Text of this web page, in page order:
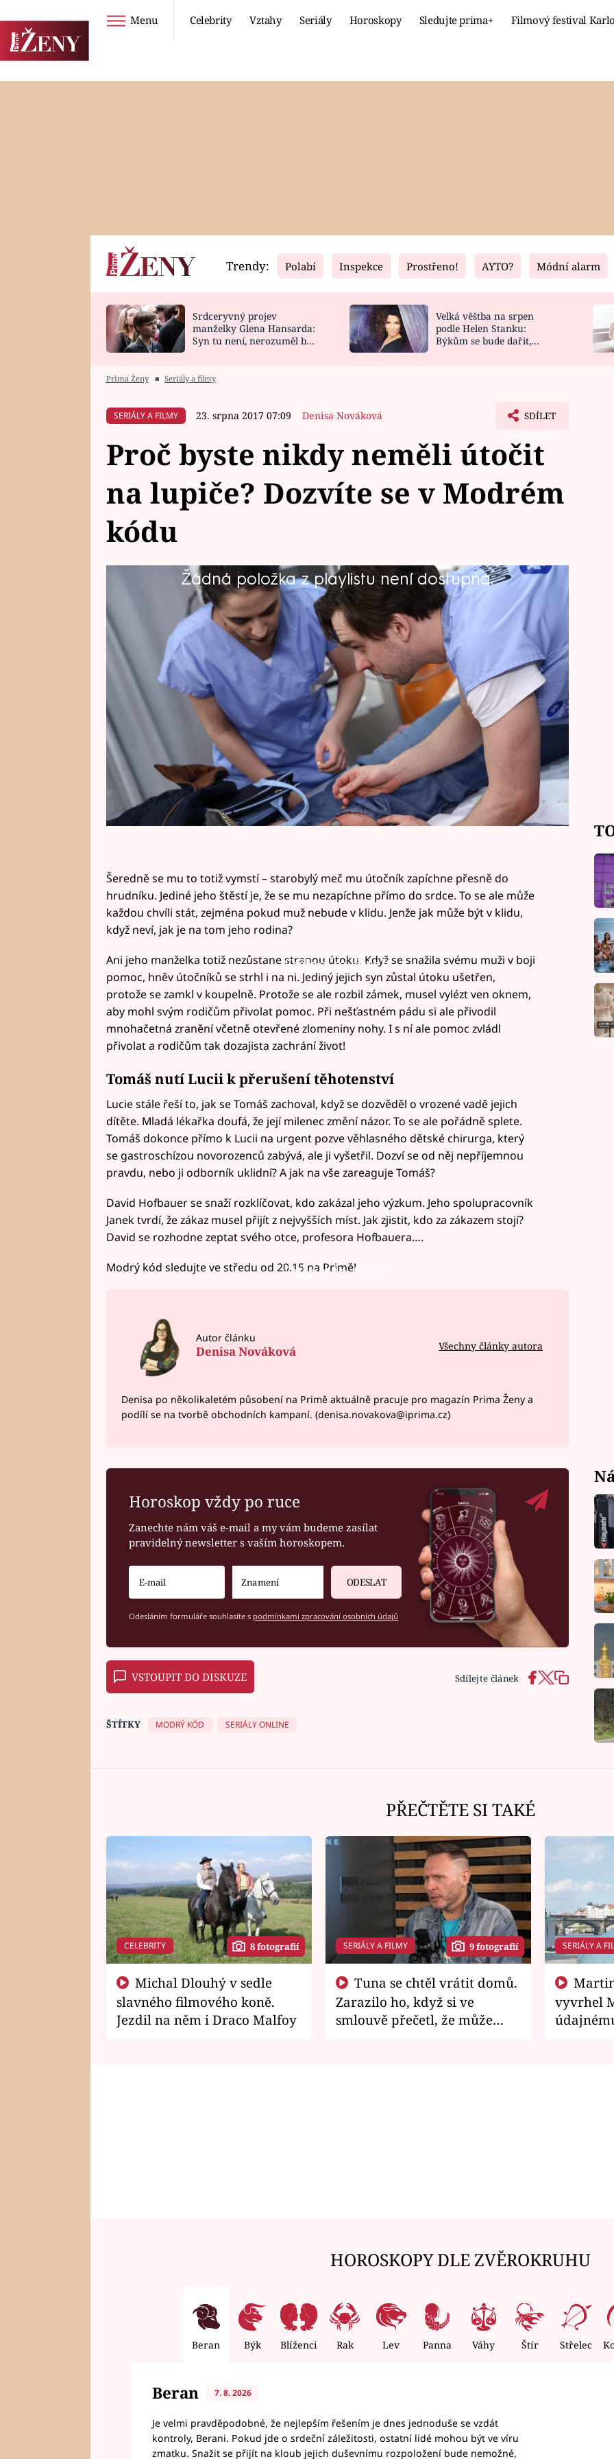
Menu Celebrity Vztahy Seriály Horoskopy Sledujte prima+ Filmový festival
Horoskopy
HOROSKOP NA
Video
CELEBRITY
VAŘENÍ
Fresh
NOVINKY
VIDEORECEPTY
Living
DESIGN
Trendy: Polabí Inspekce Prostřeno! AYTO? Módní alarm
Srdceryvný projev
manželky Glena Hansarda:
Syn tu není, nerozuměl by
Velká věštba na srpen
podle Helen Stanku:
Býkům se bude dařit,
Prima Ženy ■ Seriály a filmy
SERIÁLY A FILMY 23. srpna 2017 07:09 Denisa Nováková SDÍLET
Proč byste nikdy neměli útočit
na lupiče? Dozvíte se v Modrém
kódu
Žádná položka z playlistu není dostupná.
Rubavský urgent čeká perný den. Budou tu muset zachránit život
muži, jehož dům se rozhodli vyloupit zloději. On sám se bohužel
pokoušel je zastavit, to ale neměl dělat.
Šeredně se mu to totiž vymstí – starobylý meč mu útočník zapíchne přesně do
hrudníku. Jediné jeho štěstí je, že se mu nezapíchne přímo do srdce. To se ale může
každou chvíli stát, zejména pokud muž nebude v klidu. Jenže jak může být v klidu,
když neví, jak je na tom jeho rodina?
Failed to fetch
Ani jeho manželka totiž nezůstane stranou útoku. Když se snažila svému muži v boji
pomoc, hněv útočníků se strhl i na ni. Jediný jejich syn zůstal útoku ušetřen,
protože se zamkl v koupelně. Protože se ale rozbil zámek, musel vylézt ven oknem,
aby mohl svým rodičům přivolat pomoc. Při nešťastném pádu si ale přivodil
mnohačetná zranění včetně otevřené zlomeniny nohy. I s ní ale pomoc zvládl
přivolat a rodičům tak dozajista zachrání život!
Tomáš nutí Lucii k přerušení těhotenství
Lucie stále řeší to, jak se Tomáš zachoval, když se dozvěděl o vrozené vadě jejich
dítěte. Mladá lékařka doufá, že její milenec změní názor. To se ale pořádně splete.
Tomáš dokonce přímo k Lucii na urgent pozve věhlasného dětské chirurga, který
se gastroschízou novorozenců zabývá, ale ji vyšetřil. Dozví se od něj nepříjemnou
pravdu, nebo ji odborník uklidní? A jak na vše zareaguje Tomáš?
David Hofbauer se snaží rozklíčovat, kdo zakázal jeho výzkum. Jeho spolupracovník
Janek tvrdí, že zákaz musel přijít z nejvyšších míst. Jak zjistit, kdo za zákazem stojí?
David se rozhodne zeptat svého otce, profesora Hofbauera….
Failed to fetch
Modrý kód sledujte ve středu od 20.15 na Primě!
Autor článku
Denisa Nováková Všechny články autora
Denisa po několikaletém působení na Primě aktuálně pracuje pro magazín Prima Ženy a
podílí se na tvorbě obchodních kampaní. (denisa.novakova@iprima.cz)
Horoskop vždy po ruce
Zanechte nám váš e-mail a my vám budeme zasílat
pravidelný newsletter s vaším horoskopem.
ODESLAT
Odesláním formuláře souhlasíte s podmínkami zpracování osobních údajů
VSTOUPIT DO DISKUZE Sdílejte článek
ŠTÍTKY MODRÝ KÓD SERIÁLY ONLINE
PŘEČTĚTE SI TAKÉ
CELEBRITY 8 fotografií
slavného filmového koně.
Jezdil na něm i Draco Malfoy
SERIÁLY A FILMY 9 fotografií
Zarazilo ho, když si ve
smlouvě přečetl, že může
SERIÁLY A
vyvrhel
HOROSKOPY DLE ZVĚROKRUHU
Beran Býk Blíženci Rak Lev Panna Váhy Štír Střelec
Beran 7. 8. 2026
Je velmi pravděpodobné, že nejlepším řešením je dnes jednoduše se vzdát
kontroly, Berani. Pokud jde o srdeční záležitosti, ostatní lidé mohou být ve víru
zmatku. Snažit se přijít na kloub jejich duševnímu rozpoložení bude nemožné,